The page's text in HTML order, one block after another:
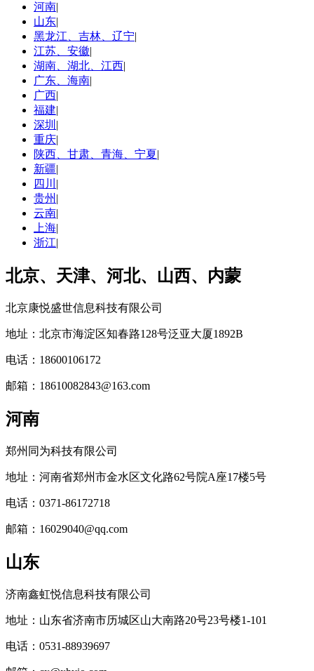
河南|
山东|
黑龙江、吉林、辽宁|
江苏、安徽|
湖南、湖北、江西|
广东、海南|
广西|
福建|
深圳 |
重庆|
陕西、甘肃、青海、宁夏|
新疆|
四川 |
贵州 |
云南|
上海|
浙江|
北京、天津、河北、山西、内蒙
北京康悦盛世信息科技有限公司
地址：北京市海淀区知春路128号泛亚大厦1892B
电话：18600106172
邮箱：18610082843@163.com
河南
郑州同为科技有限公司
地址：河南省郑州市金水区文化路62号院A座17楼5号
电话：0371-86172718
邮箱：16029040@qq.com
山东
济南鑫虹悦信息科技有限公司
地址：山东省济南市历城区山大南路20号23号楼1-101
电话：0531-88939697